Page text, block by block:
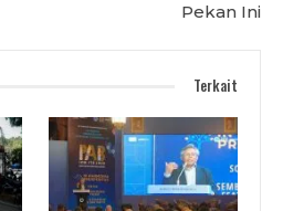
Pekan Ini
Terkait